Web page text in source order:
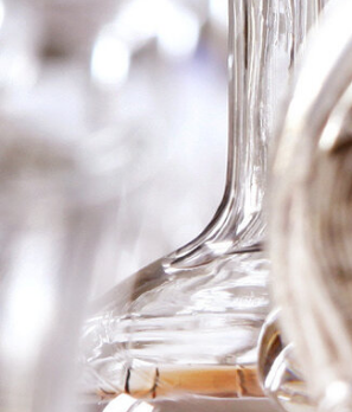
1982 Ch du
Glana